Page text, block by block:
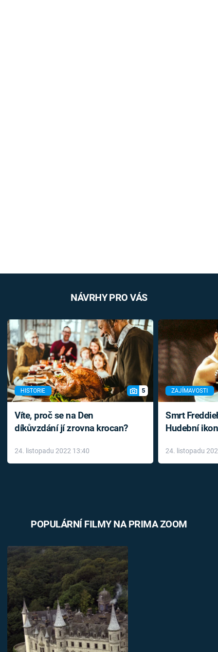
NÁVRHY PRO VÁS
HISTORIE 5
Víte, proč se na Den
díkůvzdání jí zrovna krocan?
24. listopadu 2022 13:40
ZAJÍMAVOSTI
Smrt
Hudební
léky
24. listopadu
POPULÁRNÍ FILMY NA PRIMA ZOOM